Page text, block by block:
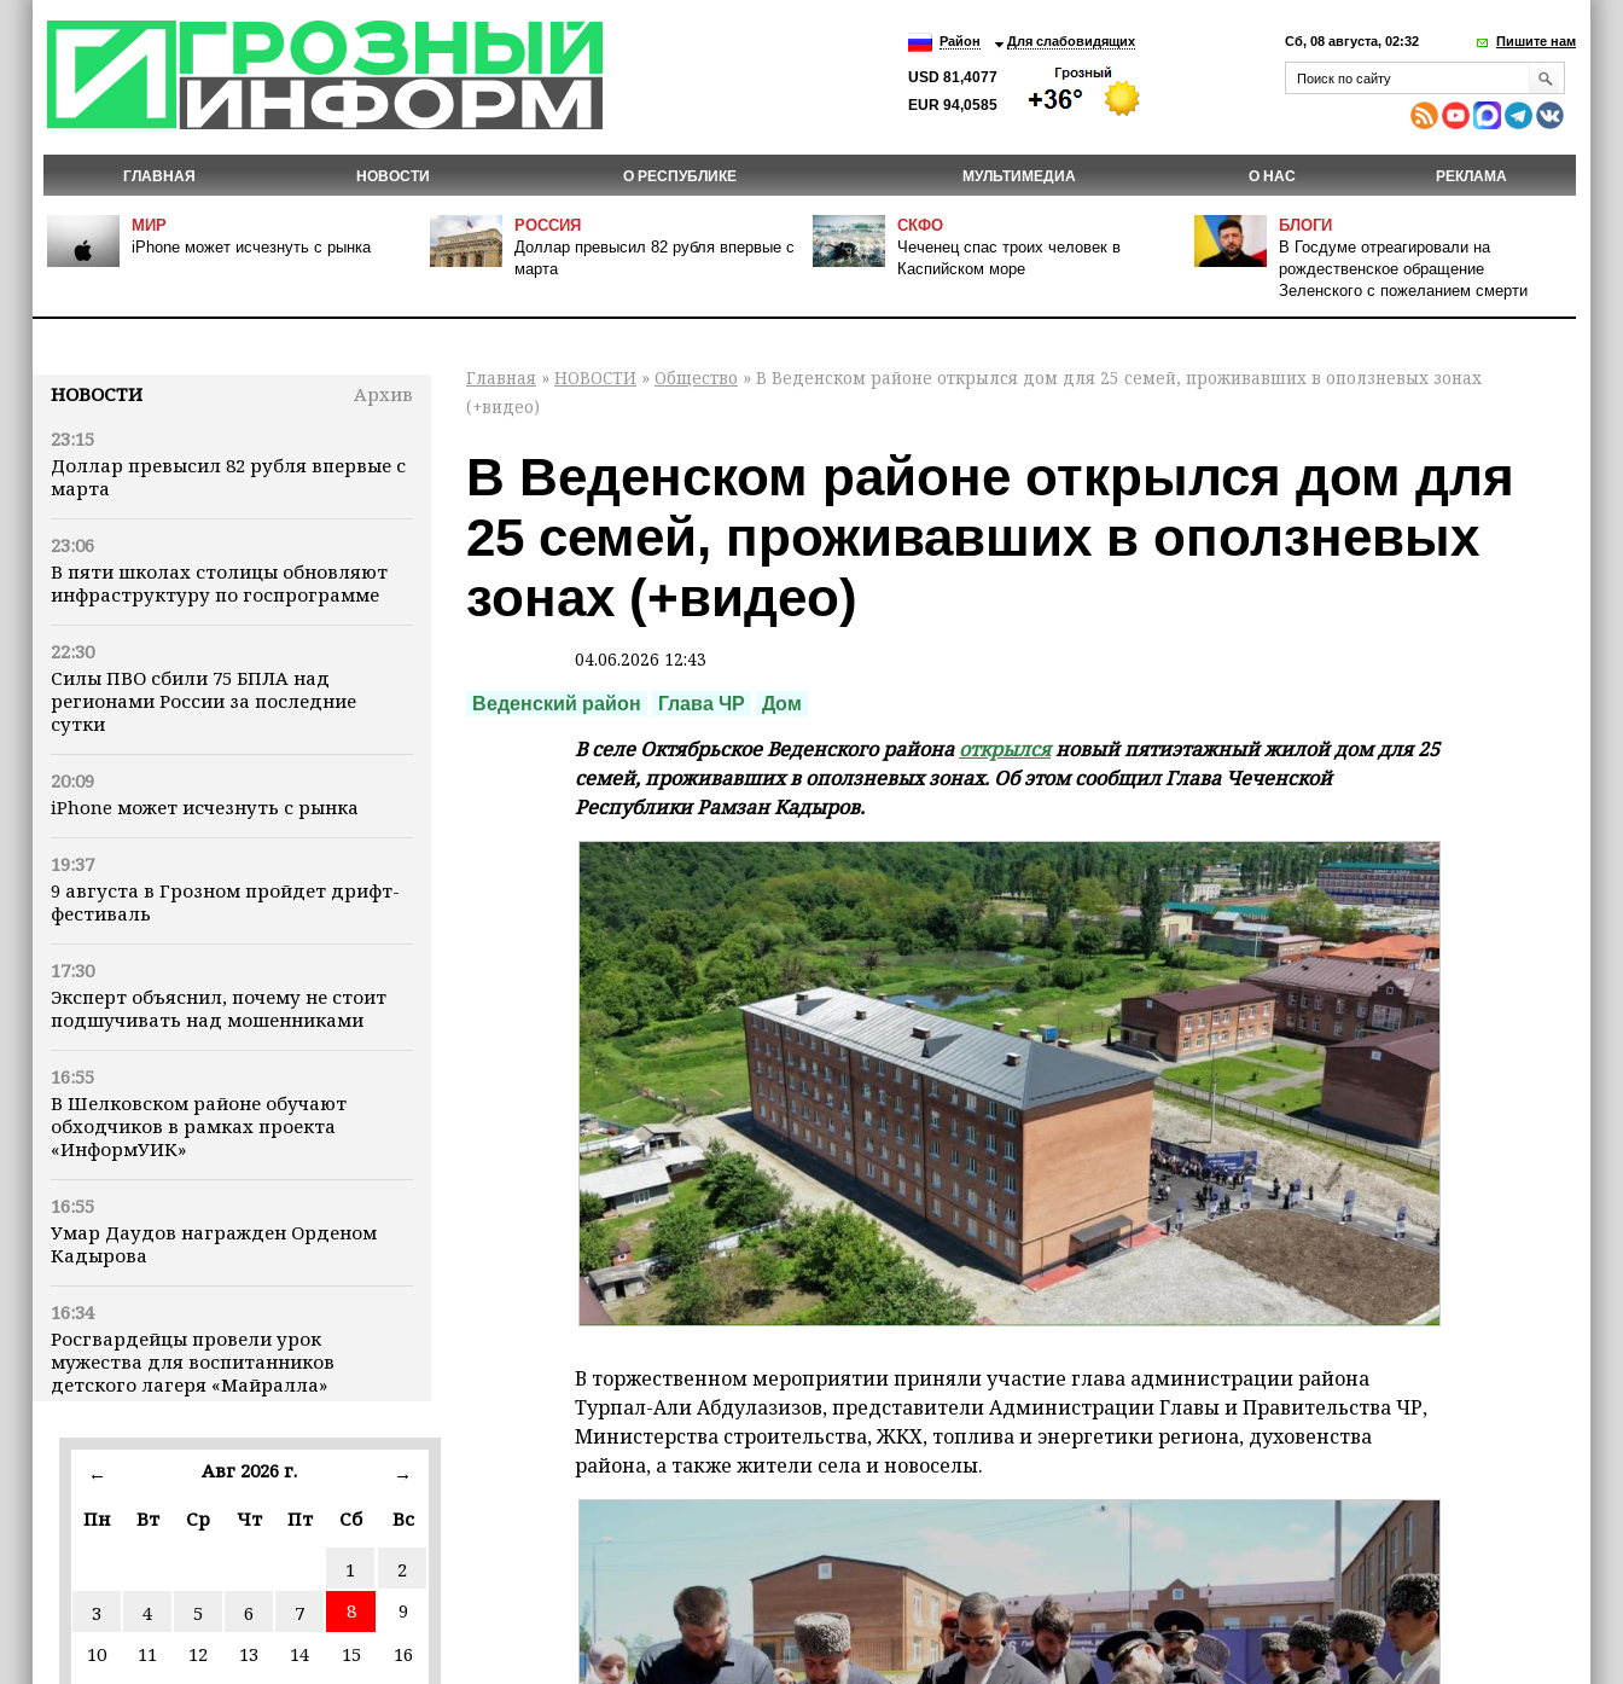
Район Для слабовидящих
USD 81,4077
EUR 94,0585
Сб, 08 августа, 02:32 Пишите нам
ГЛАВНАЯ НОВОСТИ О РЕСПУБЛИКЕ МУЛЬТИМЕДИА О НАС РЕКЛАМА
МИР
iPhone может исчезнуть с рынка
РОССИЯ
Доллар превысил 82 рубля впервые с
марта
СКФО
Чеченец спас троих человек в
Каспийском море
БЛОГИ
В Госдуме отреагировали на
рождественское обращение
Зеленского с пожеланием смерти
НОВОСТИ
Архив
23:15
Доллар превысил 82 рубля впервые с
марта
23:06
В пяти школах столицы обновляют
инфраструктуру по госпрограмме
22:30
Силы ПВО сбили 75 БПЛА над
регионами России за последние
сутки
20:09
iPhone может исчезнуть с рынка
19:37
9 августа в Грозном пройдет дрифт-
фестиваль
17:30
Эксперт объяснил, почему не стоит
подшучивать над мошенниками
16:55
В Шелковском районе обучают
обходчиков в рамках проекта
«ИнформУИК»
16:55
Умар Даудов награжден Орденом
Кадырова
16:34
Росгвардейцы провели урок
мужества для воспитанников
детского лагеря «Майралла»
16:30
Дмитрий Чернышенко: Внутренний
въездной — на 20,1%
Из бюджета Чечни дополнительно
выделено 505 млн рублей
пострадавшим от паводков
← Авг 2026 г.
→
Пн
Вт Ср Чт Пт Сб Вс
1
2
3
4 5 6 7 8
9
10
11 12 13 14 15
16
Главная » НОВОСТИ » Общество » В Веденском районе открылся дом для 25 семей, проживавших в оползневых зонах
(+видео)
В Веденском районе открылся дом для
25 семей, проживавших в оползневых
зонах (+видео)
04.06.2026 12:43
Веденский район Глава ЧР Дом
В селе Октябрьское Веденского районаоткрылсяновый пятиэтажный жилой дом для 25
семей, проживавших в оползневых зонах. Об этом сообщил Глава Чеченской
Республики Рамзан Кадыров.
В торжественном мероприятии приняли участие глава администрации района
Турпал-Али Абдулазизов, представители Администрации Главы и Правительства ЧР,
Министерства строительства, ЖКХ, топлива и энергетики региона, духовенства
района, а также жители села и новоселы.